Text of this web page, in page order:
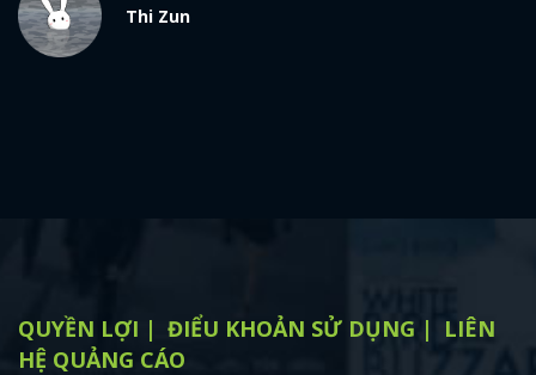
Thi Zun
QUYỀN LỢI ĐIỂU KHOẢN SỬ DỤNG
LIÊN
HỆ QUẢNG CÁO